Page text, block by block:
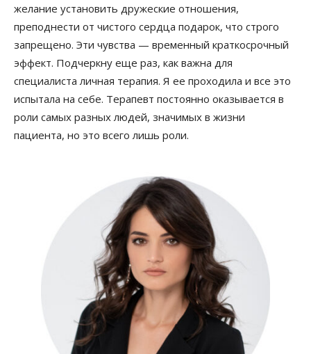
желание установить дружеские отношения,
преподнести от чистого сердца подарок, что строго
запрещено. Эти чувства — временный краткосрочный
эффект. Подчеркну еще раз, как важна для
специалиста личная терапия. Я ее проходила и все это
испытала на себе. Терапевт постоянно оказывается в
роли самых разных людей, значимых в жизни
пациента, но это всего лишь роли.